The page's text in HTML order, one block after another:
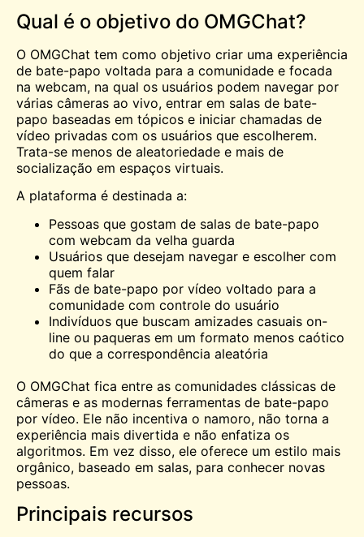
Qual é o objetivo do OMGChat?
O OMGChat tem como objetivo criar uma experiência
de bate-papo voltada para a comunidade e focada
na webcam, na qual os usuários podem navegar por
várias câmeras ao vivo, entrar em salas de bate-
papo baseadas em tópicos e iniciar chamadas de
vídeo privadas com os usuários que escolherem.
Trata-se menos de aleatoriedade e mais de
socialização em espaços virtuais.
A plataforma é destinada a:
Pessoas que gostam de salas de bate-papo
com webcam da velha guarda
Usuários que desejam navegar e escolher com
quem falar
Fãs de bate-papo por vídeo voltado para a
comunidade com controle do usuário
Indivíduos que buscam amizades casuais on-
line ou paqueras em um formato menos caótico
do que a correspondência aleatória
O OMGChat fica entre as comunidades clássicas de
câmeras e as modernas ferramentas de bate-papo
por vídeo. Ele não incentiva o namoro, não torna a
experiência mais divertida e não enfatiza os
algoritmos. Em vez disso, ele oferece um estilo mais
orgânico, baseado em salas, para conhecer novas
pessoas.
Principais recursos